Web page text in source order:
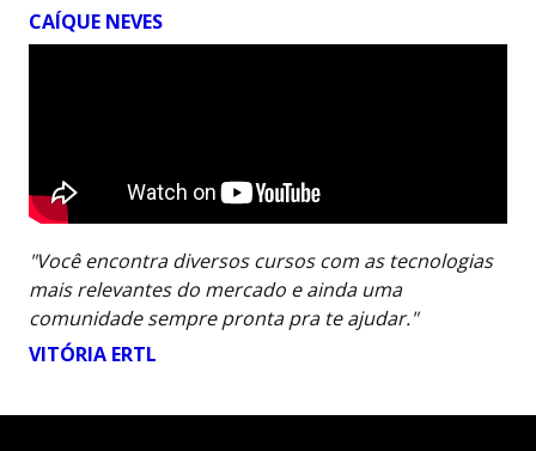
CAÍQUE NEVES
"Você encontra diversos cursos com as tecnologias
mais relevantes do mercado e ainda uma
comunidade sempre pronta pra te ajudar."
VITÓRIA ERTL